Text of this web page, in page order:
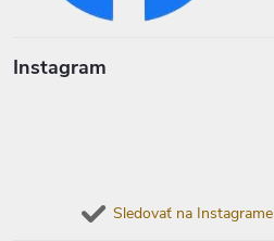
Instagram
Sledovať na Instagrame